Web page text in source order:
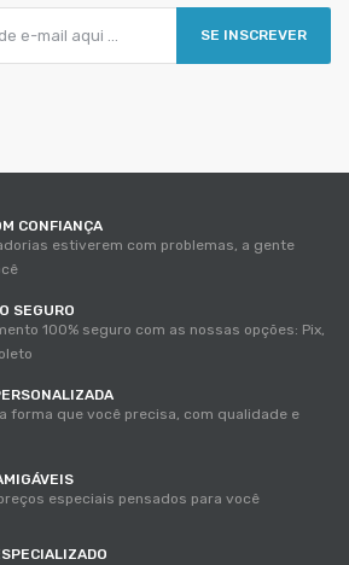
SE INSCREVER
CONFIANÇA
estiverem com problemas, a gente
SEGURO
100% seguro com as nossas opções: Pix,
forma que você precisa, com qualidade e
especiais pensados para você